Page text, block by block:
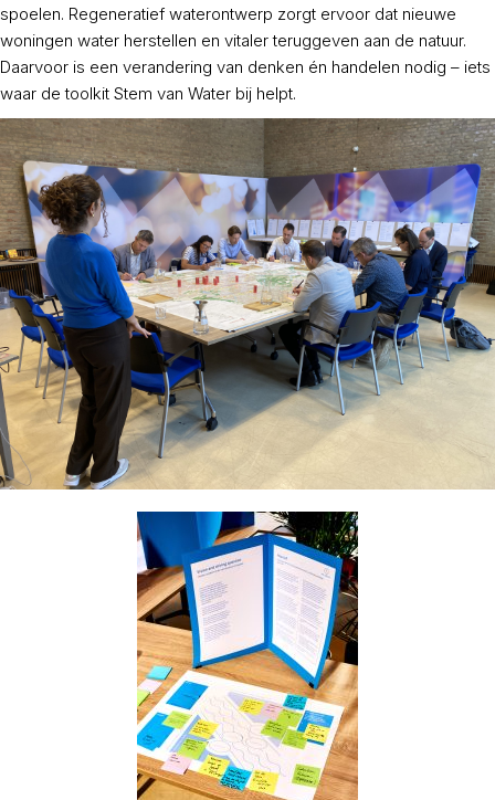
spoelen. Regeneratief waterontwerp zorgt ervoor dat nieuwe
woningen water herstellen en vitaler teruggeven aan de natuur.
Daarvoor is een verandering van denken én handelen nodig – iets
waar de toolkit Stem van Water bij helpt.